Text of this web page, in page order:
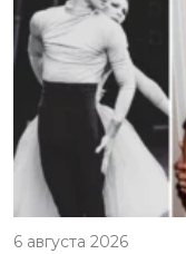
6 августа 2026